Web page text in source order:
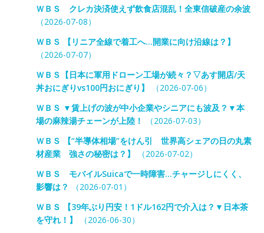
ＷＢＳ クレカ決済使えず飲食店混乱！全東信破産の余波
（2026-07-08）
ＷＢＳ 【リニア全線で着工へ…開業に向け沿線は？】
（2026-07-07）
ＷＢＳ【日本に軍用ドローン工場が続々？▽あす開店/天
丼おにぎりvs100円おにぎり】
（2026-07-06）
ＷＢＳ ▼賃上げの波が中小企業やシニアにも波及？▼本
場の麻辣湯チェーンが上陸！
（2026-07-03）
ＷＢＳ 【“半導体相場”をけん引 世界高シェアの日の丸素
材産業 強さの秘密は？】
（2026-07-02）
ＷＢＳ モバイルSuicaで一時障害…チャージしにくく、
影響は？
（2026-07-01）
ＷＢＳ 【39年ぶり円安！1ドル162円で介入は？▼日本茶
を守れ！】
（2026-06-30）